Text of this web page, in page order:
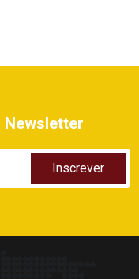
Newsletter